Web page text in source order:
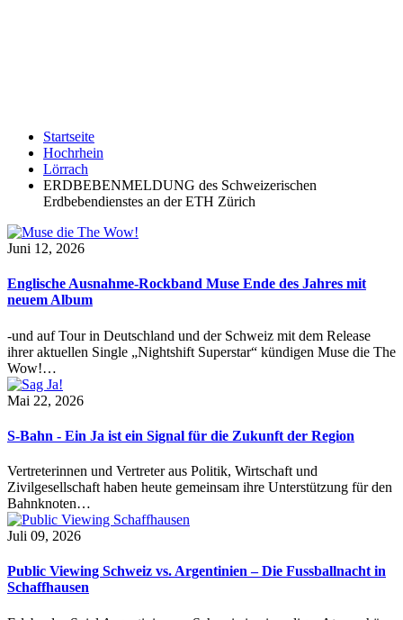
Startseite
Hochrhein
Lörrach
ERDBEBENMELDUNG des Schweizerischen
Erdbebendienstes an der ETH Zürich
Juni 12, 2026
Englische Ausnahme-Rockband Muse Ende des Jahres mit
neuem Album
-und auf Tour in Deutschland und der Schweiz mit dem Release
ihrer aktuellen Single „Nightshift Superstar“ kündigen Muse die The
Wow!…
Mai 22, 2026
S-Bahn - Ein Ja ist ein Signal für die Zukunft der Region
Vertreterinnen und Vertreter aus Politik, Wirtschaft und
Zivilgesellschaft haben heute gemeinsam ihre Unterstützung für den
Bahnknoten…
Juli 09, 2026
Public Viewing Schweiz vs. Argentinien – Die Fussballnacht in
Schaffhausen